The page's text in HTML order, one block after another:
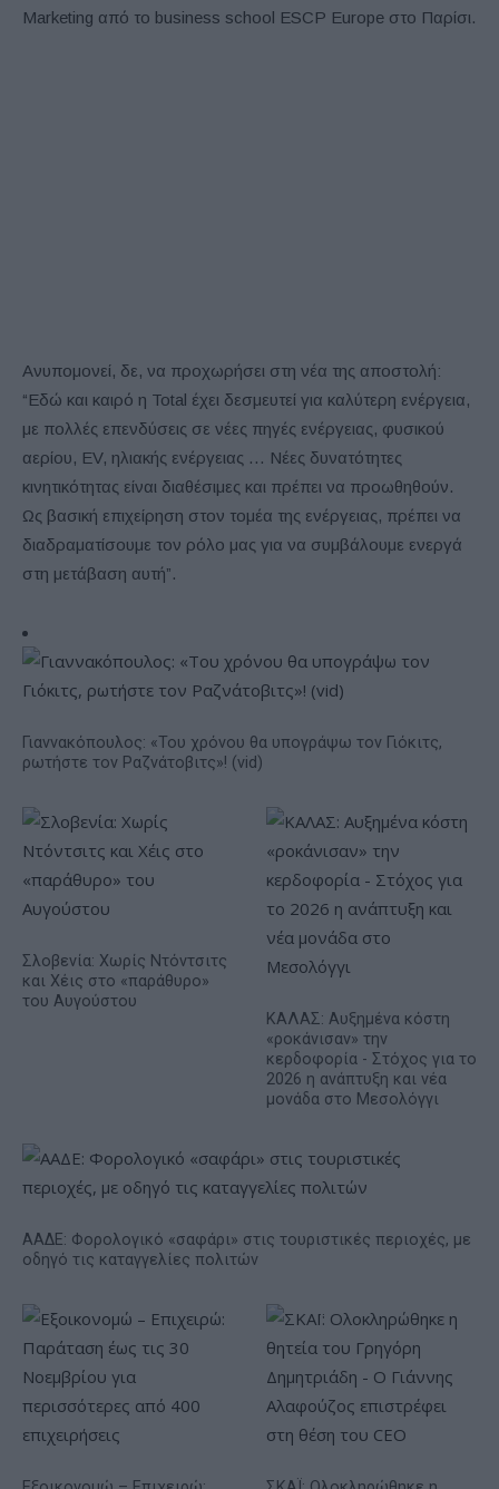
Marketing από το business school ESCP Europe στο Παρίσι.
Ανυπομονεί, δε, να προχωρήσει στη νέα της αποστολή:
“Εδώ και καιρό η Total έχει δεσμευτεί για καλύτερη ενέργεια,
με πολλές επενδύσεις σε νέες πηγές ενέργειας, φυσικού
αερίου, EV, ηλιακής ενέργειας … Νέες δυνατότητες
κινητικότητας είναι διαθέσιμες και πρέπει να προωθηθούν.
Ως βασική επιχείρηση στον τομέα της ενέργειας, πρέπει να
διαδραματίσουμε τον ρόλο μας για να συμβάλουμε ενεργά
στη μετάβαση αυτή”.
Γιαννακόπουλος: «Του χρόνου θα υπογράψω τον Γιόκιτς,
ρωτήστε τον Ραζνάτοβιτς»! (vid)
Σλοβενία: Χωρίς Ντόντσιτς
και Χέις στο «παράθυρο»
του Αυγούστου
ΚΑΛΑΣ: Αυξημένα κόστη
«ροκάνισαν» την
κερδοφορία - Στόχος για το
2026 η ανάπτυξη και νέα
μονάδα στο Μεσολόγγι
ΑΑΔΕ: Φορολογικό «σαφάρι» στις τουριστικές περιοχές, με
οδηγό τις καταγγελίες πολιτών